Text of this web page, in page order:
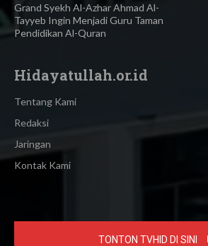
Grand Syekh Al-Azhar Ahmad Al-
Tayyeb Ingin Menjadi Guru Taman
Pendidikan Al-Quran
Hidayatullah.or.id
Tentang Kami
Redaksi
Jaringan
Kontak Kami
TONTON TVHID DI SINI